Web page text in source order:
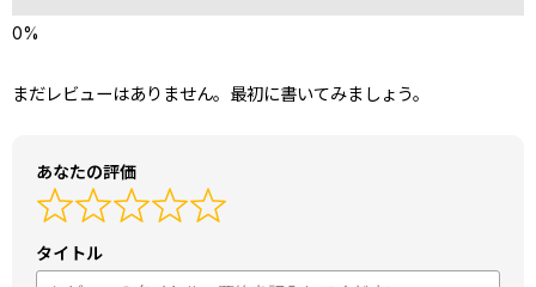
まだレビューはありません。最初に書いてみましょう。
あなたの評価
タイトル